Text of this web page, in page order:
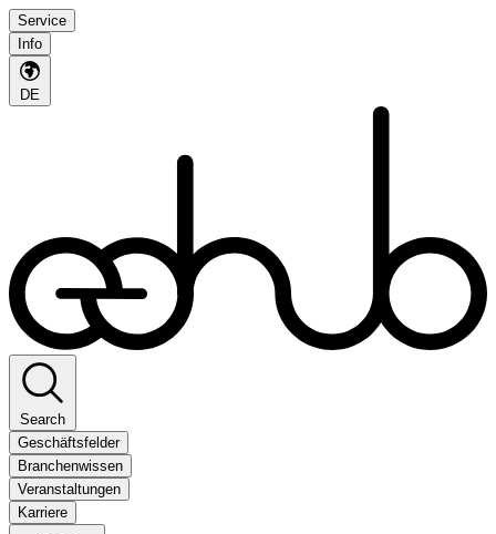
Service
Info
DE
Search
Geschäftsfelder
Branchenwissen
Veranstaltungen
Karriere